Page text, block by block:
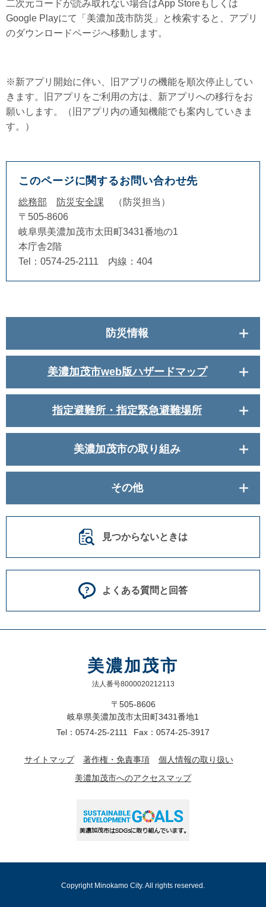
二次元コードが読み取れない場合はApp Storeもしくは
Google Playにて「美濃加茂市防災」と検索すると、アプリ
のダウンロードページへ移動します。
※新アプリ開始に伴い、旧アプリの機能を順次停止してい
きます。旧アプリをご利用の方は、新アプリへの移行をお
願いします。（旧アプリ内の通知機能でも案内していきま
す。）
このページに関するお問い合わせ先
総務部 防災安全課
防災担当
〒505-8606
岐阜県美濃加茂市太田町3431番地の1
本庁舎2階
Tel：0574-25-2111 内線：404
防災情報
美濃加茂市web版ハザードマップ
指定避難所・指定緊急避難場所
美濃加茂市の取り組み
その他
見つからないときは
よくある質問と回答
美濃加茂市
法人番号8000020212113
〒505-8606
岐阜県美濃加茂市太田町3431番地1
Tel：0574-25-2111
Fax：0574-25-3917
サイトマップ 著作権・免責事項
個人情報の取り扱い
美濃加茂市へのアクセスマップ
Copyright Minokamo City. All rights reserved.